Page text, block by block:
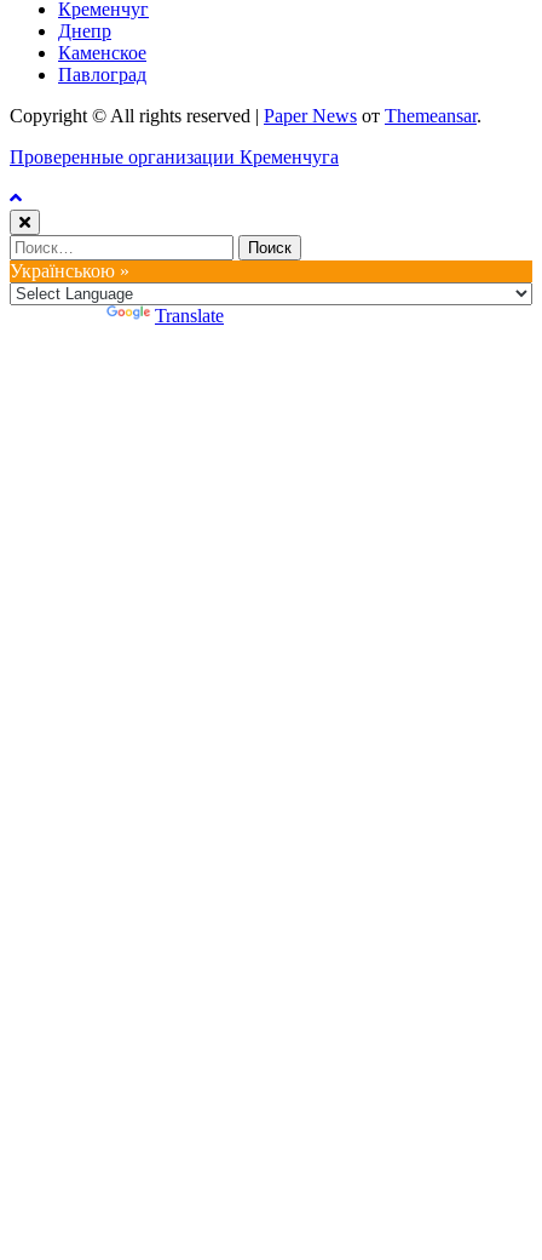
Кременчуг
Днепр
Каменское
Павлоград
Copyright © All rights reserved | Paper News от Themeansar.
Проверенные организации Кременчуга
Найти:
Українською »
Translate